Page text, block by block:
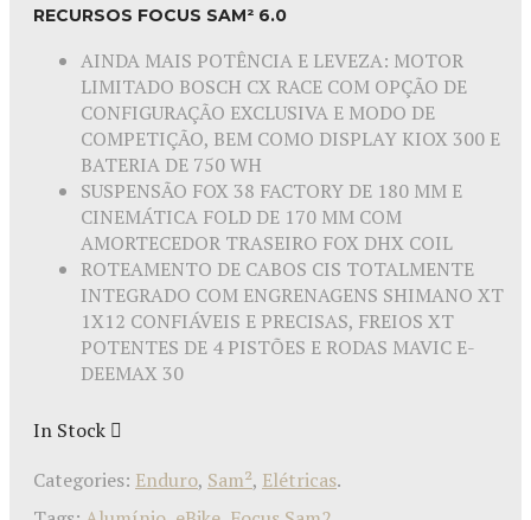
RECURSOS FOCUS SAM² 6.0
AINDA MAIS POTÊNCIA E LEVEZA: MOTOR
LIMITADO BOSCH CX RACE COM OPÇÃO DE
CONFIGURAÇÃO EXCLUSIVA E MODO DE
COMPETIÇÃO, BEM COMO DISPLAY KIOX 300 E
BATERIA DE 750 WH
SUSPENSÃO FOX 38 FACTORY DE 180 MM E
CINEMÁTICA FOLD DE 170 MM COM
AMORTECEDOR TRASEIRO FOX DHX COIL
ROTEAMENTO DE CABOS CIS TOTALMENTE
INTEGRADO COM ENGRENAGENS SHIMANO XT
1X12 CONFIÁVEIS E PRECISAS, FREIOS XT
POTENTES DE 4 PISTÕES E RODAS MAVIC E-
DEEMAX 30
In Stock
Categories: Enduro, Sam², Elétricas.